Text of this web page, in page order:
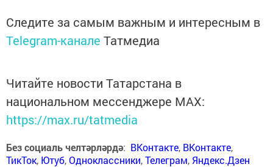
Следите за самым важным и интересным в
Telegram-канале Татмедиа
Читайте новости Татарстана в
национальном мессенджере MАХ:
https://max.ru/tatmedia
Без социаль челтәрләрдә: ВКонтакте, ВКонтакте,
ТикТок, Ютуб,Одноклассники,Телеграм, Яндекс.Дзен